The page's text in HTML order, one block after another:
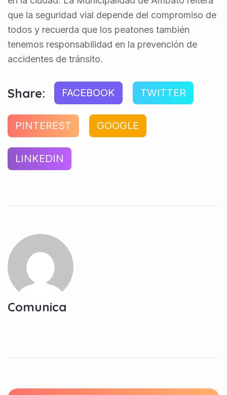
que la seguridad vial depende del compromiso de
todos y recuerda que los peatones también
tenemos responsabilidad en la prevención de
accidentes de tránsito.
Share: FACEBOOK TWITTER
PINTEREST GOOGLE
LINKEDIN
Comunica